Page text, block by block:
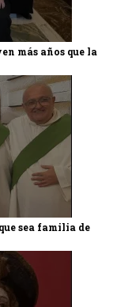
más años que la
sea familia de